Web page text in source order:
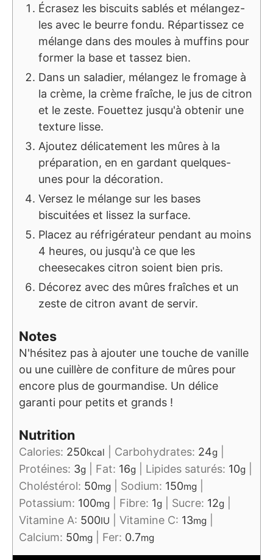
Écrasez les biscuits sablés et mélangez-
les avec le beurre fondu. Répartissez ce
mélange dans des moules à muffins pour
former la base et tassez bien.
Dans un saladier, mélangez le fromage à
la crème, la crème fraîche, le jus de citron
et le zeste. Fouettez jusqu'à obtenir une
texture lisse.
Ajoutez délicatement les mûres à la
préparation, en en gardant quelques-
unes pour la décoration.
Versez le mélange sur les bases
biscuitées et lissez la surface.
Placez au réfrigérateur pendant au moins
4 heures, ou jusqu'à ce que les
cheesecakes citron soient bien pris.
Décorez avec des mûres fraîches et un
zeste de citron avant de servir.
Notes
N'hésitez pas à ajouter une touche de vanille
ou une cuillère de confiture de mûres pour
encore plus de gourmandise. Un délice
garanti pour petits et grands !
Nutrition
Calories: 250kcal Carbohydrates: 24g
Protéines: 3g Fat: 16g Lipides saturés: 10g
Choléstérol: 50mg Sodium: 150mg
Potassium: 100mg Fibre: 1g Sucre: 12g
Vitamine A: 500IU Vitamine C: 13mg
Calcium: 50mg Fer: 0.7mg